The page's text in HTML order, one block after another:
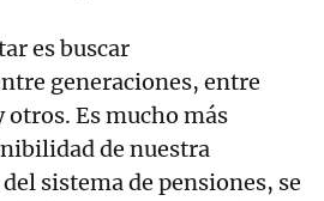
es buscar
generaciones, entre
otros. Es mucho más
de nuestra
sistema de pensiones, se